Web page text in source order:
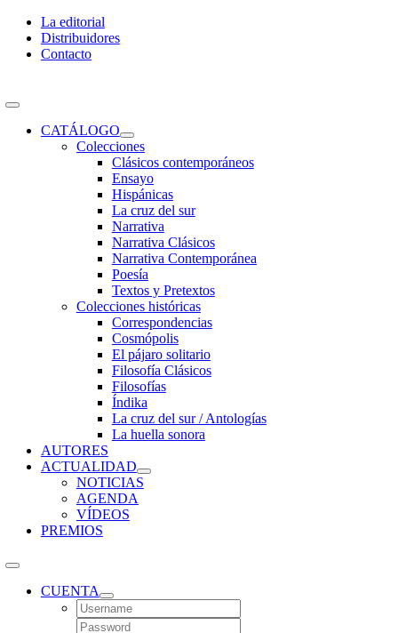
Skip
content
La editorial
Distribuidores
Contacto
Toggle
NavigationCATÁLOGO
Colecciones
Clásicos contemporáneos
Ensayo
Hispánicas
La cruz del sur
Narrativa
Narrativa Clásicos
Narrativa Contemporánea
Poesía
Textos y Pretextos
Colecciones históricas
Correspondencias
Cosmópolis
El pájaro solitario
Filosofía Clásicos
Filosofías
Índika
La cruz del sur / Antologías
La huella sonora
AUTORES
ACTUALIDAD
NOTICIAS
AGENDA
VÍDEOS
PREMIOS
CUENTA
Username:
Password: